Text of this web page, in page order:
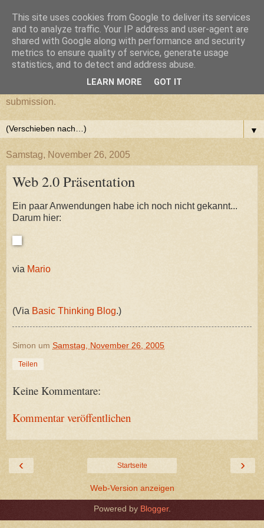
cultural submission
Ein Grazer Samurai befreit sich von seiner kulturellen
submission.
▼
Samstag, November 26, 2005
Web 2.0 Präsentation
Ein paar Anwendungen habe ich noch nicht gekannt...
Darum hier:
via Mario
(Via Basic Thinking Blog.)
Simon um Samstag, November 26, 2005
Teilen
Keine Kommentare:
Kommentar veröffentlichen
‹ ›
Startseite
Web-Version anzeigen
Powered by Blogger.
This site uses cookies from Google to deliver its services
and to analyze traffic. Your IP address and user-agent are
shared with Google along with performance and security
metrics to ensure quality of service, generate usage
statistics, and to detect and address abuse.
LEARN MORE GOT IT